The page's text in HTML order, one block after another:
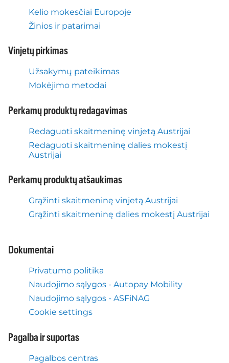
Kelio mokesčiai Europoje
Žinios ir patarimai
Vinjetų pirkimas
Užsakymų pateikimas
Mokėjimo metodai
Perkamų produktų redagavimas
Redaguoti skaitmeninę vinjetą Austrijai
Redaguoti skaitmeninę dalies mokestį
Austrijai
Perkamų produktų atšaukimas
Grąžinti skaitmeninę vinjetą Austrijai
Grąžinti skaitmeninę dalies mokestį Austrijai
Dokumentai
Privatumo politika
Naudojimo sąlygos - Autopay Mobility
Naudojimo sąlygos - ASFiNAG
Cookie settings
Pagalba ir suportas
Pagalbos centras